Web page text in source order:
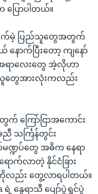
ြောပါတယ်။
က်မဲ့ ပြည်သူတွေအတွက်
ာက်ပြီးတော့ ကျနော်
အရာလေးတွေ အဲ့လိုဟာ
သူတွေအားလုံးကလည်း
က် ကြော်ငြာအကောင်း
သင်္ကြန်တွင်း
မဏ္ဍပ်တွေ အဓိက နေရာ
ာက်လာတဲ့ နိုင်ငံခြား
ကိုလည်း တွေ့လာရပါတယ်။
နွေရာသီ ပျော်ပွဲရွှင်ပွဲ